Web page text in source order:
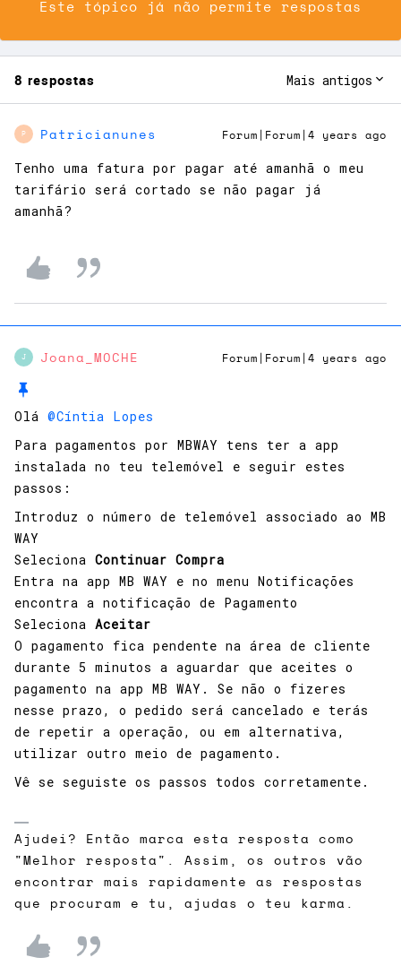
Este tópico já não permite respostas
8 respostas Mais antigos
P Patricianunes Forum|Forum|4 years ago
Tenho uma fatura por pagar até amanhã o meu
tarifário será cortado se não pagar já
amanhã?
J Joana_MOCHE Forum|Forum|4 years ago
Olá @Cíntia Lopes
Para pagamentos por MBWAY tens ter a app
instalada no teu telemóvel e seguir estes
passos:
​Introduz o número de telemóvel associado ao MB
WAY
Seleciona Continuar Compra
Entra na app MB WAY e no menu Notificações
encontra a notificação de Pagamento
Seleciona Aceitar
O pagamento fica pendente na área de cliente
durante 5 minutos a aguardar que aceites o
pagamento na app MB WAY. Se não o fizeres
nesse prazo, o pedido será cancelado e terás
de repetir a operação, ou em alternativa,
utilizar outro meio de pagamento.
Vê se seguiste os passos todos corretamente.
Ajudei? Então marca esta resposta como
"Melhor resposta". Assim, os outros vão
encontrar mais rapidamente as respostas
que procuram e tu, ajudas o teu karma.